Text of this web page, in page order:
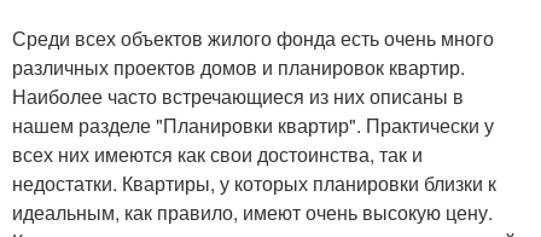
Среди всех объектов жилого фонда есть очень много
различных проектов домов и планировок квартир.
Наиболее часто встречающиеся из них описаны в
нашем разделе "Планировки квартир". Практически у
всех них имеются как свои достоинства, так и
недостатки. Квартиры, у которых планировки близки к
идеальным, как правило, имеют очень высокую цену.